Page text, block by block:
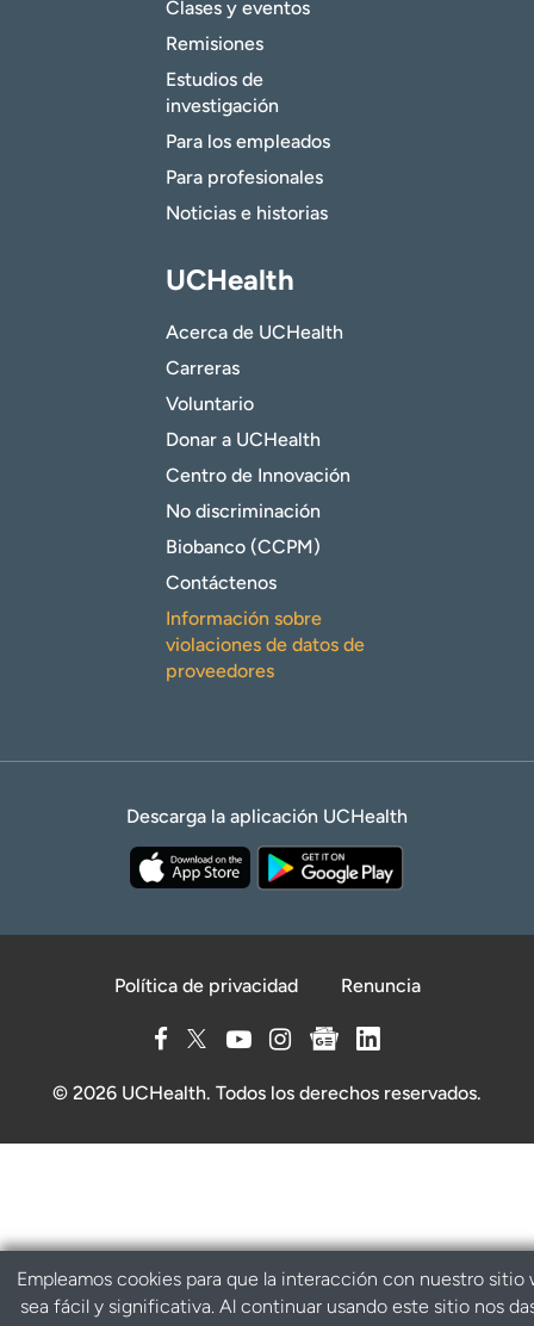
Clases y eventos
Remisiones
Estudios de
investigación
Para los empleados
Para profesionales
Noticias e historias
UCHealth
Acerca de UCHealth
Carreras
Voluntario
Donar a UCHealth
Centro de Innovación
No discriminación
Biobanco (CCPM)
Contáctenos
Información sobre
violaciones de datos de
proveedores
Descarga la aplicación UCHealth
Política de privacidad Renuncia
© 2026 UCHealth. Todos los derechos reservados.
Empleamos cookies para que la interacción con nuestro sitio
sea fácil y significativa. Al continuar usando este sitio nos